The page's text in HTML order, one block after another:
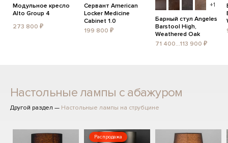
Модульное кресло
Alto Group 4
273 800 ₽
Сервант American
Locker Medicine
Cabinet 1.0
199 800 ₽
+1
Барный стул Angeles
Barstool High,
Weathered Oak
71 400...113 900 ₽
Настольные лампы с абажуром
Другой раздел — Настольные лампы на струбцине
Распродажа